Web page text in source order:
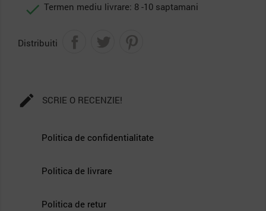
 Termen mediu livrare: 8 -10 saptamani
Distribuiti
 SCRIE O RECENZIE!
Politica de confidentialitate
Politica de livrare
Politica de retur